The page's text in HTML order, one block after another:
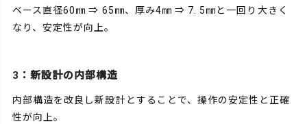
ベース直径60㎜ ⇒ 65㎜、厚み4㎜ ⇒ 7. 5㎜と一回り大きく
なり、安定性が向上。
3：新設計の内部構造
内部構造を改良し新設計とすることで、操作の安定性と正確
性が向上。